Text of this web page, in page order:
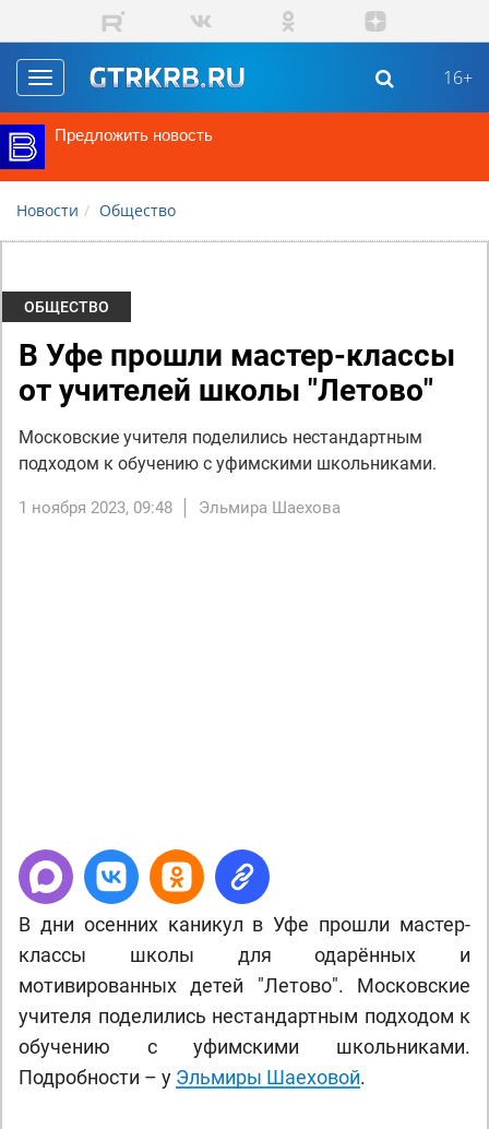
Перейти к основному содержанию
Toggle
navigation
16+
Предложить новость
Новости Общество
ОБЩЕСТВО
В Уфе прошли мастер-классы
от учителей школы "Летово"
Московские учителя поделились нестандартным
подходом к обучению с уфимскими школьниками.
1 ноября 2023, 09:48 Эльмира Шаехова
В дни осенних каникул в Уфе прошли мастер-
классы школы для одарённых и
мотивированных детей "Летово". Московские
учителя поделились нестандартным подходом к
обучению с уфимскими школьниками.
Подробности – у Эльмиры Шаеховой.